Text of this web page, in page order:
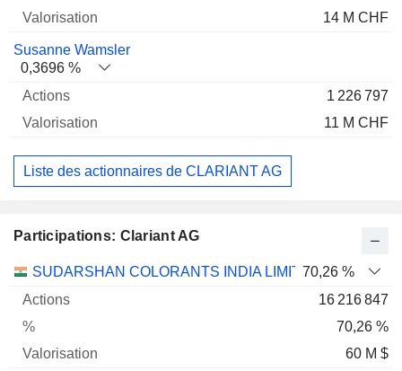
14 M CHF
Susanne Wamsler
0,3696 %
1 226 797
11 M CHF
Liste des actionnaires de CLARIANT AG
Participations: Clariant AG
Nom Actions % Valorisation
SUDARSHAN COLORANTS INDIA LIMITED70,26 %
16 216 847
70,26 %
60 M $